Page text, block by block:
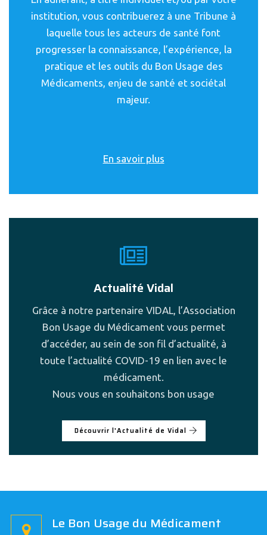
institution, vous contribuerez à une Tribune à
laquelle tous les acteurs de santé font
progresser la connaissance, l’expérience, la
pratique et les outils du Bon Usage des
Médicaments, enjeu de santé et sociétal
majeur.
En savoir plus
Actualité Vidal
Grâce à notre partenaire VIDAL, l’Association
Bon Usage du Médicament vous permet
d’accéder, au sein de son fil d’actualité, à
toute l’actualité COVID-19 en lien avec le
médicament.
Nous vous en souhaitons bon usage
Découvrir l'Actualité de Vidal
Le Bon Usage du Médicament